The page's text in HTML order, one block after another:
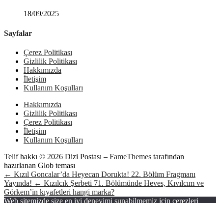
18/09/2025
Sayfalar
Çerez Politikası
Gizlilik Politikası
Hakkımızda
İletişim
Kullanım Koşulları
Hakkımızda
Gizlilik Politikası
Çerez Politikası
İletişim
Kullanım Koşulları
Telif hakkı © 2026 Dizi Postası – FameThemes tarafından
hazırlanan Glob teması
← Kızıl Goncalar’da Heyecan Dorukta! 22. Bölüm Fragmanı
Yayında! ← Kızılcık Şerbeti 71. Bölümünde Heves, Kıvılcım ve
Görkem’in kıyafetleri hangi marka?
Web sitemizde size en iyi deneyimi sunabilmemiz için çerezleri